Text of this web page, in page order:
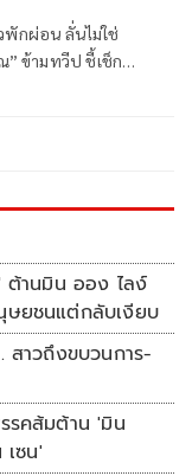
พักผ่อน ลั่นไม่ใช่
ข้ามทวีป ชี้เช็ก
านมิน ออง ไลง์
ยชนแต่กลับเงียบ
าวถึงขบวนการ-
รคส้มต้าน 'มิน
ซน'